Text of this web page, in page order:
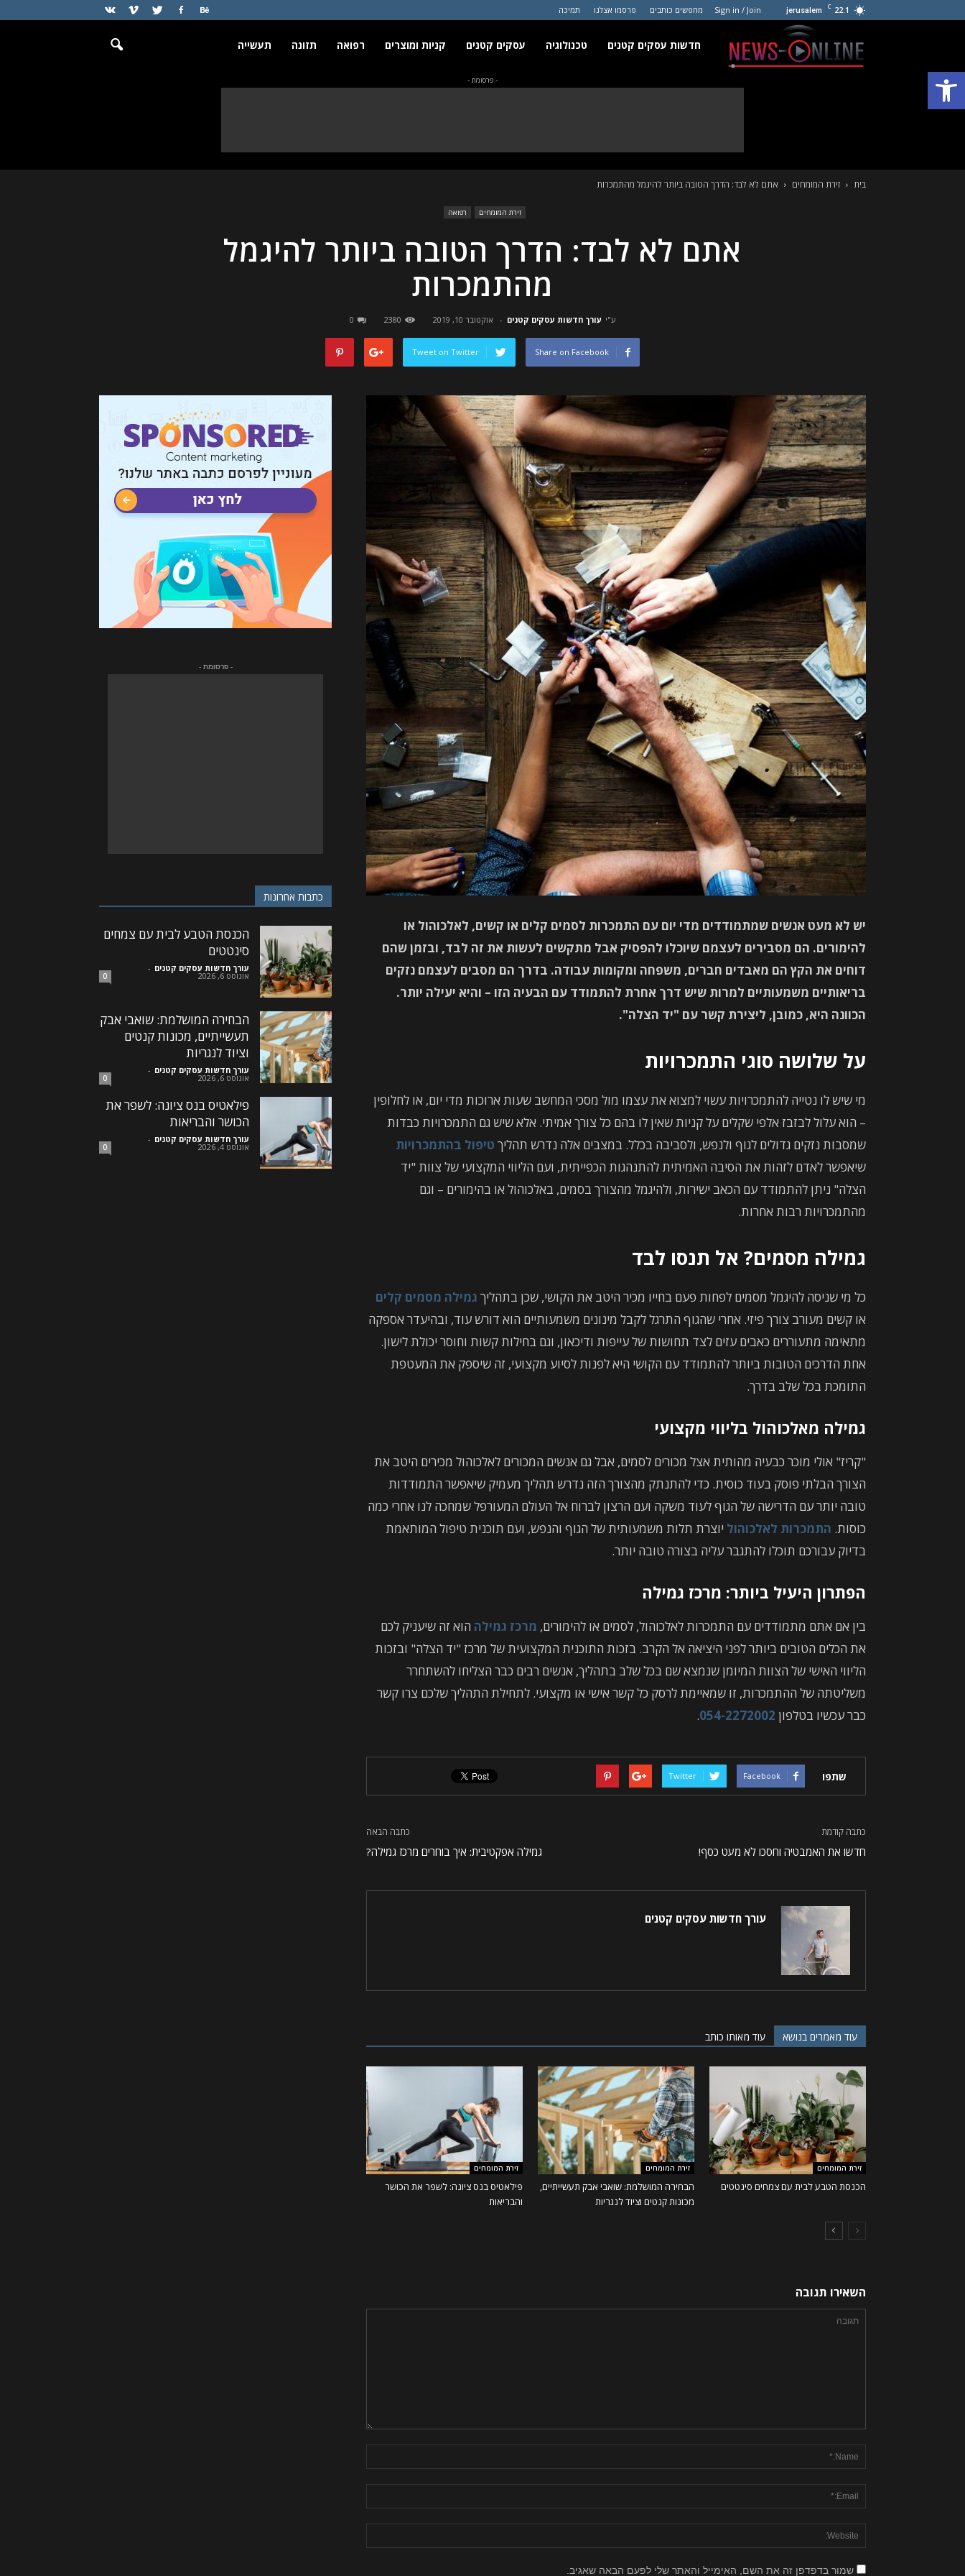
פתח סרגל נגישות
22.1
C
jerusalem
Sign in / Join מחפשים כותבים פרסמו אצלנו תמיכה
חדשות
חדשות עסקים קטנים טכנולוגיה עסקים קטנים קניות ומוצרים רפואה תזונה תעשייה
- פרסומת -
בית זירת המומחים אתם לא לבד: הדרך הטובה ביותר להיגמל מהתמכרות
זירת המומחים רפואה
אתם לא לבד: הדרך הטובה ביותר להיגמל
מהתמכרות
ע"י עורך חדשות עסקים קטנים - אוקטובר 10, 2019 2380
0
Share on Facebook
Tweet on Twitter
יש לא מעט אנשים שמתמודדים מדי יום עם התמכרות לסמים קלים או קשים, לאלכוהול או
להימורים. הם מסבירים לעצמם שיוכלו להפסיק אבל מתקשים לעשות את זה לבד, ובזמן שהם
דוחים את הקץ הם מאבדים חברים, משפחה ומקומות עבודה. בדרך הם מסבים לעצמם נזקים
בריאותיים משמעותיים למרות שיש דרך אחרת להתמודד עם הבעיה הזו – והיא יעילה יותר.
הכוונה היא, כמובן, ליצירת קשר עם "יד הצלה".
על שלושה סוגי התמכרויות
מי שיש לו נטייה להתמכרויות עשוי למצוא את עצמו מול מסכי המחשב שעות ארוכות מדי יום, או לחלופין
– הוא עלול לבזבז אלפי שקלים על קניות שאין לו בהם כל צורך אמיתי. אלא שיש גם התמכרויות כבדות
שמסבות נזקים גדולים לגוף ולנפש, ולסביבה בכלל. במצבים אלה נדרש תהליך טיפול בהתמכרויות
שיאפשר לאדם לזהות את הסיבה האמיתית להתנהגות הכפייתית, ועם הליווי המקצועי של צוות "יד
הצלה" ניתן להתמודד עם הכאב ישירות, ולהיגמל מהצורך בסמים, באלכוהול או בהימורים – וגם
מהתמכרויות רבות אחרות.
גמילה מסמים? אל תנסו לבד
כל מי שניסה להיגמל מסמים לפחות פעם בחייו מכיר היטב את הקושי, שכן בתהליך גמילה מסמים קלים
או קשים מעורב צורך פיזי. אחרי שהגוף התרגל לקבל מינונים משמעותיים הוא דורש עוד, ובהיעדר אספקה
מתאימה מתעוררים כאבים עזים לצד תחושות של עייפות ודיכאון, וגם בחילות קשות וחוסר יכולת לישון.
אחת הדרכים הטובות ביותר להתמודד עם הקושי היא לפנות לסיוע מקצועי, זה שיספק את המעטפת
התומכת בכל שלב בדרך.
גמילה מאלכוהול בליווי מקצועי
"קריז" אולי מוכר כבעיה מהותית אצל מכורים לסמים, אבל גם אנשים המכורים לאלכוהול מכירים היטב את
הצורך הבלתי פוסק בעוד כוסית. כדי להתנתק מהצורך הזה נדרש תהליך מעמיק שיאפשר התמודדות
טובה יותר עם הדרישה של הגוף לעוד משקה ועם הרצון לברוח אל העולם המעורפל שמחכה לנו אחרי כמה
כוסות. התמכרות לאלכוהול יוצרת תלות משמעותית של הגוף והנפש, ועם תוכנית טיפול המותאמת
בדיוק עבורכם תוכלו להתגבר עליה בצורה טובה יותר.
הפתרון היעיל ביותר: מרכז גמילה
בין אם אתם מתמודדים עם התמכרות לאלכוהול, לסמים או להימורים, מרכז גמילה הוא זה שיעניק לכם
את הכלים הטובים ביותר לפני היציאה אל הקרב. בזכות התוכנית המקצועית של מרכז "יד הצלה" ובזכות
הליווי האישי של הצוות המיומן שנמצא שם בכל שלב בתהליך, אנשים רבים כבר הצליחו להשתחרר
משליטתה של ההתמכרות, זו שמאיימת לרסק כל קשר אישי או מקצועי. לתחילת התהליך שלכם צרו קשר
כבר עכשיו בטלפון 054-2272002
.
שתפו Facebook
Twitter
כתבה קודמת
חדשו את האמבטיה וחסכו לא מעט כסף!
כתבה הבאה
גמילה אפקטיבית: איך בוחרים מרכז גמילה?
עורך חדשות עסקים קטנים
עוד מאמרים בנושא עוד מאותו כותב
זירת המומחים
הכנסת הטבע לבית עם צמחים סינטטים
זירת המומחים
הבחירה המושלמת: שואבי אבק תעשייתיים,
מכונות קנטים וציוד לנגריות
זירת המומחים
פילאטיס בנס ציונה: לשפר את הכושר
והבריאות
השאירו תגובה
שמור בדפדפן זה את השם, האימייל והאתר שלי לפעם הבאה שאגיב.
- פרסומת -
כתבות אחרונות
הכנסת הטבע לבית עם צמחים
סינטטים
עורך חדשות עסקים קטנים -
אוגוסט 6, 2026 0
הבחירה המושלמת: שואבי אבק
תעשייתיים, מכונות קנטים
וציוד לנגריות
עורך חדשות עסקים קטנים -
אוגוסט 6, 2026 0
פילאטיס בנס ציונה: לשפר את
הכושר והבריאות
עורך חדשות עסקים קטנים -
אוגוסט 4, 2026 0